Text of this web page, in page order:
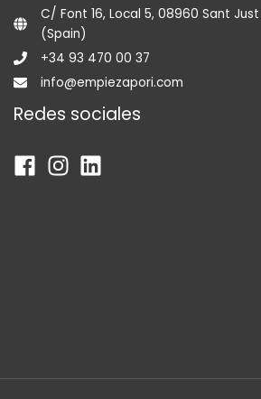
C/ Font 16, Local 5, 08960 Sant Just
(Spain)
+34 93 470 00 37
info@empiezapori.com
Redes sociales